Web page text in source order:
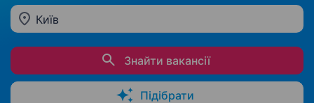
Київ
Знайти вакансії
Підібрати